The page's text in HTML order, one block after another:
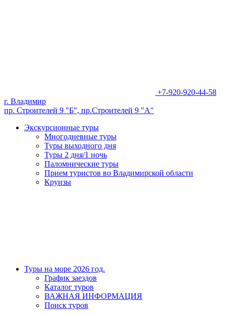
+7-920-920-44-58
г. Владимир
пр. Строителей 9 "Б", пр.Строителей 9 "А"
Экскурсионные туры
Многодневные туры
Туры выходного дня
Туры 2 дня/1 ночь
Паломнические туры
Прием туристов во Владимирской области
Круизы
Туры на море 2026 год.
График заездов
Каталог туров
ВАЖНАЯ ИНФОРМАЦИЯ
Поиск туров